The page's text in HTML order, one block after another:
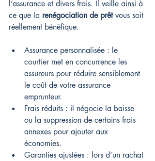
l’assurance et divers frais. Il veille ainsi à
ce que la renégociation de prêt vous soit
réellement bénéfique.
Assurance personnalisée : le
courtier met en concurrence les
assureurs pour réduire sensiblement
le coût de votre assurance
emprunteur.
Frais réduits : il négocie la baisse
ou la suppression de certains frais
annexes pour ajouter aux
économies.
Garanties ajustées : lors d’un rachat